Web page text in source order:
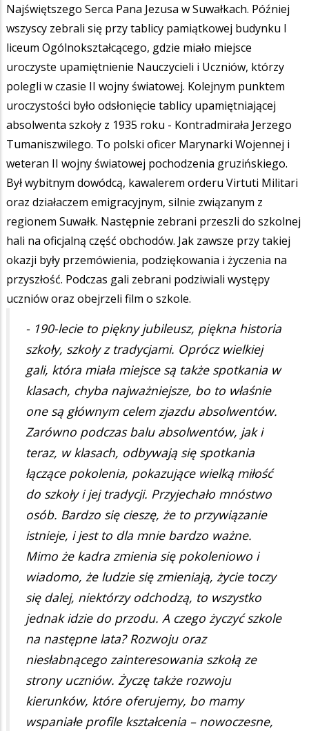
Najświętszego Serca Pana Jezusa w Suwałkach. Później
wszyscy zebrali się przy tablicy pamiątkowej budynku I
liceum Ogólnokształcącego, gdzie miało miejsce
uroczyste upamiętnienie Nauczycieli i Uczniów, którzy
polegli w czasie II wojny światowej. Kolejnym punktem
uroczystości było odsłonięcie tablicy upamiętniającej
absolwenta szkoły z 1935 roku - Kontradmirała Jerzego
Tumaniszwilego. To polski oficer Marynarki Wojennej i
weteran II wojny światowej pochodzenia gruzińskiego.
Był wybitnym dowódcą, kawalerem orderu Virtuti Militari
oraz działaczem emigracyjnym, silnie związanym z
regionem Suwałk. Następnie zebrani przeszli do szkolnej
hali na oficjalną część obchodów. Jak zawsze przy takiej
okazji były przemówienia, podziękowania i życzenia na
przyszłość. Podczas gali zebrani podziwiali występy
uczniów oraz obejrzeli film o szkole.
- 190-lecie to piękny jubileusz, piękna historia
szkoły, szkoły z tradycjami. Oprócz wielkiej
gali, która miała miejsce są także spotkania w
klasach, chyba najważniejsze, bo to właśnie
one są głównym celem zjazdu absolwentów.
Zarówno podczas balu absolwentów, jak i
teraz, w klasach, odbywają się spotkania
łączące pokolenia, pokazujące wielką miłość
do szkoły i jej tradycji. Przyjechało mnóstwo
osób. Bardzo się cieszę, że to przywiązanie
istnieje, i jest to dla mnie bardzo ważne.
Mimo że kadra zmienia się pokoleniowo i
wiadomo, że ludzie się zmieniają, życie toczy
się dalej, niektórzy odchodzą, to wszystko
jednak idzie do przodu. A czego życzyć szkole
na następne lata? Rozwoju oraz
niesłabnącego zainteresowania szkołą ze
strony uczniów. Życzę także rozwoju
kierunków, które oferujemy, bo mamy
wspaniałe profile kształcenia – nowoczesne,